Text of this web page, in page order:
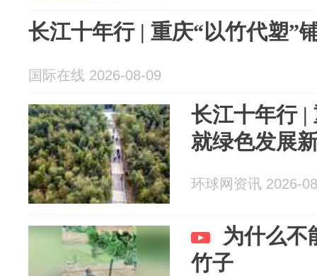
长江十年行 | 重庆“以竹代塑”
国际在线 2026-08-09
长江十年行 |
就绿色发展
环球网资讯 2026-
为什么不
竹子